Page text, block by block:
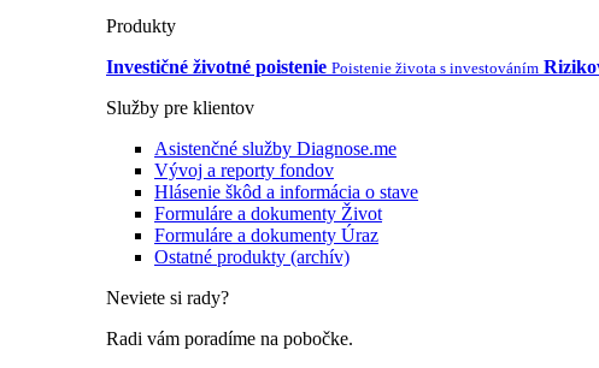
Produkty
Investičné životné poistenie Poistenie života s investováním
Služby pre klientov
Asistenčné služby Diagnose.me
Vývoj a reporty fondov
Hlásenie škôd a informácia o stave
Formuláre a dokumenty Život
Formuláre a dokumenty Úraz
Ostatné produkty (archív)
Neviete si rady?
Radi vám poradíme na pobočke.